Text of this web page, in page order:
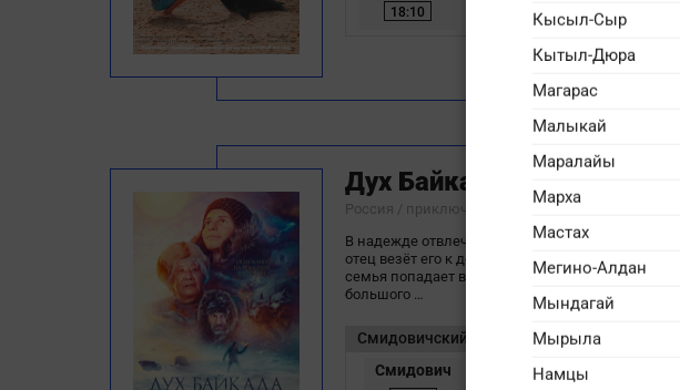
18:10
Дух Байкала
Россия / приключения, драма
В надежде отвлечь мальчика от утраты матери,
отец везёт его к дедушке на зимнюю рыбалку. Но
семья попадает в пургу и теряется на льду самого
большого …
Смидовичский
Смидович
Кысыл-Сыр
Кытыл-Дюра
Магарас
Малыкай
Маралайы
Марха
Мастах
Мегино-Алдан
Мындагай
Мырыла
Намцы